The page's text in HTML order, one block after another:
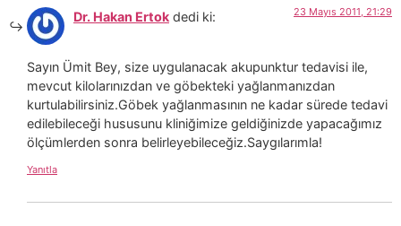
Dr. Hakan Ertok dedi ki: 23 Mayıs 2011, 21:29
Sayın Ümit Bey, size uygulanacak akupunktur tedavisi ile,
mevcut kilolarınızdan ve göbekteki yağlanmanızdan
kurtulabilirsiniz.Göbek yağlanmasının ne kadar sürede tedavi
edilebileceği hususunu kliniğimize geldiğinizde yapacağımız
ölçümlerden sonra belirleyebileceğiz.Saygılarımla!
Yanıtla